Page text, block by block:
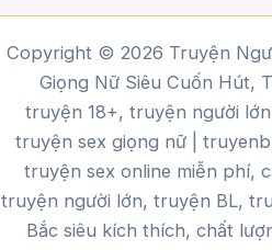
Copyright © 2026 Truyện
Giọng Nữ Siêu Cuốn Hút,
truyện 18+, truyện người
truyện sex giọng nữ |
truyện sex online miễn phí,
truyện người lớn, truyện BL,
Bắc siêu kích thích, chất